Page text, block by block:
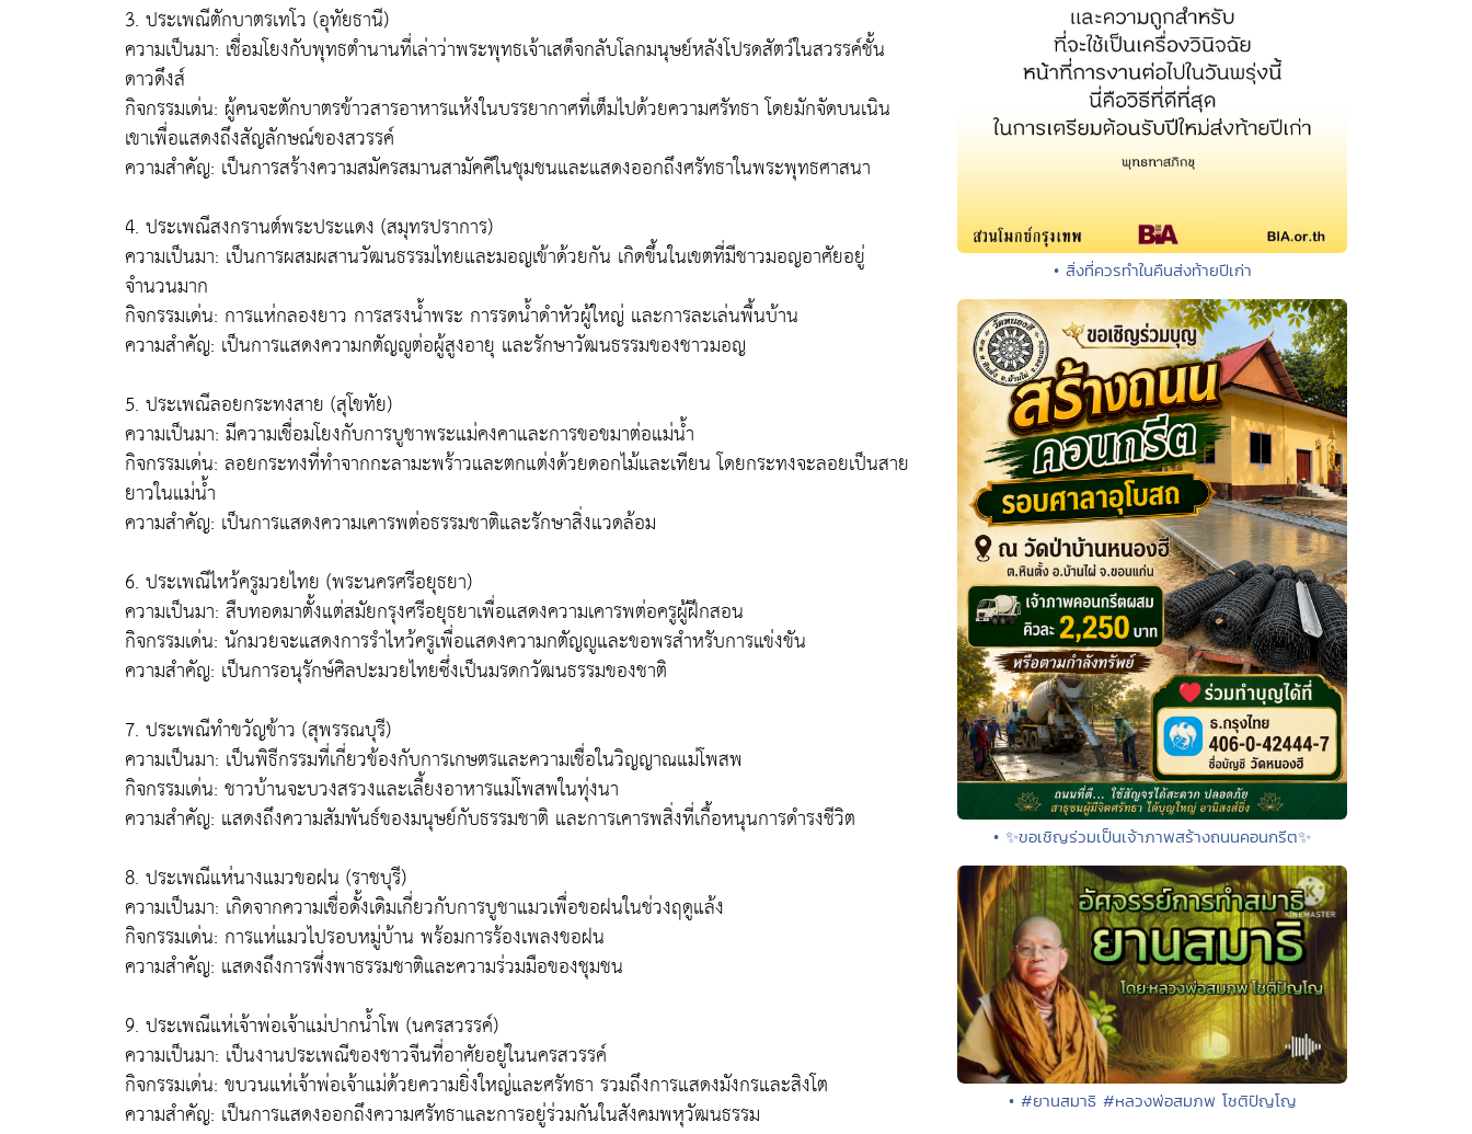
3. ประเพณีตักบาตรเทโว (อุทัยธานี)
ความเป็นมา: เชื่อมโยงกับพุทธตำนานที่เล่าว่าพระพุทธเจ้าเสด็จกลับโลกมนุษย์หลังโปรดสัตว์ในสวรรค์ชั้น
ดาวดึงส์
กิจกรรมเด่น: ผู้คนจะตักบาตรข้าวสารอาหารแห้งในบรรยากาศที่เต็มไปด้วยความศรัทธา โดยมักจัดบนเนิน
เขาเพื่อแสดงถึงสัญลักษณ์ของสวรรค์
ความสำคัญ: เป็นการสร้างความสมัครสมานสามัคคีในชุมชนและแสดงออกถึงศรัทธาในพระพุทธศาสนา
4. ประเพณีสงกรานต์พระประแดง (สมุทรปราการ)
ความเป็นมา: เป็นการผสมผสานวัฒนธรรมไทยและมอญเข้าด้วยกัน เกิดขึ้นในเขตที่มีชาวมอญอาศัยอยู่
จำนวนมาก
กิจกรรมเด่น: การแห่กลองยาว การสรงน้ำพระ การรดน้ำดำหัวผู้ใหญ่ และการละเล่นพื้นบ้าน
ความสำคัญ: เป็นการแสดงความกตัญญูต่อผู้สูงอายุ และรักษาวัฒนธรรมของชาวมอญ
5. ประเพณีลอยกระทงสาย (สุโขทัย)
ความเป็นมา: มีความเชื่อมโยงกับการบูชาพระแม่คงคาและการขอขมาต่อแม่น้ำ
กิจกรรมเด่น: ลอยกระทงที่ทำจากกะลามะพร้าวและตกแต่งด้วยดอกไม้และเทียน โดยกระทงจะลอยเป็นสาย
ยาวในแม่น้ำ
ความสำคัญ: เป็นการแสดงความเคารพต่อธรรมชาติและรักษาสิ่งแวดล้อม
6. ประเพณีไหว้ครูมวยไทย (พระนครศรีอยุธยา)
ความเป็นมา: สืบทอดมาตั้งแต่สมัยกรุงศรีอยุธยาเพื่อแสดงความเคารพต่อครูผู้ฝึกสอน
กิจกรรมเด่น: นักมวยจะแสดงการรำไหว้ครูเพื่อแสดงความกตัญญูและขอพรสำหรับการแข่งขัน
ความสำคัญ: เป็นการอนุรักษ์ศิลปะมวยไทยซึ่งเป็นมรดกวัฒนธรรมของชาติ
7. ประเพณีทำขวัญข้าว (สุพรรณบุรี)
ความเป็นมา: เป็นพิธีกรรมที่เกี่ยวข้องกับการเกษตรและความเชื่อในวิญญาณแม่โพสพ
กิจกรรมเด่น: ชาวบ้านจะบวงสรวงและเลี้ยงอาหารแม่โพสพในทุ่งนา
ความสำคัญ: แสดงถึงความสัมพันธ์ของมนุษย์กับธรรมชาติ และการเคารพสิ่งที่เกื้อหนุนการดำรงชีวิต
8. ประเพณีแห่นางแมวขอฝน (ราชบุรี)
ความเป็นมา: เกิดจากความเชื่อดั้งเดิมเกี่ยวกับการบูชาแมวเพื่อขอฝนในช่วงฤดูแล้ง
กิจกรรมเด่น: การแห่แมวไปรอบหมู่บ้าน พร้อมการร้องเพลงขอฝน
ความสำคัญ: แสดงถึงการพึ่งพาธรรมชาติและความร่วมมือของชุมชน
9. ประเพณีแห่เจ้าพ่อเจ้าแม่ปากน้ำโพ (นครสวรรค์)
ความเป็นมา: เป็นงานประเพณีของชาวจีนที่อาศัยอยู่ในนครสวรรค์
กิจกรรมเด่น: ขบวนแห่เจ้าพ่อเจ้าแม่ด้วยความยิ่งใหญ่และศรัทธา รวมถึงการแสดงมังกรและสิงโต
ความสำคัญ: เป็นการแสดงออกถึงความศรัทธาและการอยู่ร่วมกันในสังคมพหุวัฒนธรรม
• สิ่งที่ควรทำในคืนส่งท้ายปีเก่า
• ✨ขอเชิญร่วมเป็นเจ้าภาพสร้างถนนคอนกรีต✨
• #ยานสมาธิ #หลวงพ่อสมภพ โชติปัญโญ